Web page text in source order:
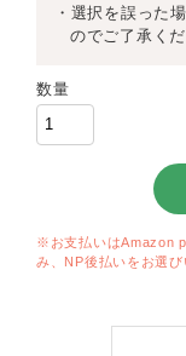
・選択を誤った
のでご了承くだ
数量
※お支払いはAmazon
み、NP後払いをお選び